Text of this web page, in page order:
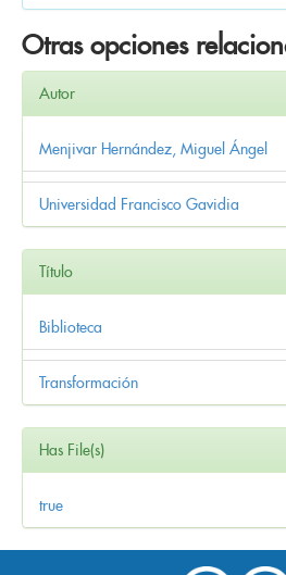
Otras opciones
Autor
Menjivar Hernández, Miguel Ángel
Universidad Francisco Gavidia
Título
Biblioteca
Transformación
Has File(s)
true